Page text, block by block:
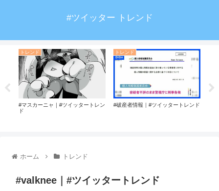
#ツイッター トレンド
トレンド
#マスカーニャ｜#ツイッタートレン
ド
トレンド
#破産者情報｜#ツイッタートレンド
ホーム トレンド
#valknee｜#ツイッタートレンド